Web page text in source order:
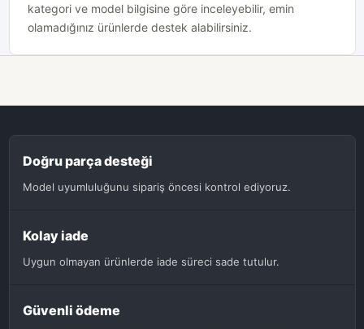
kategori ve model bilgisine göre inceleyebilir, emin
olamadığınız ürünlerde destek alabilirsiniz.
Doğru parça desteği
Model uyumluluğunu sipariş öncesi kontrol ediyoruz.
Kolay iade
Uygun olmayan ürünlerde iade süreci sade tutulur.
Güvenli ödeme